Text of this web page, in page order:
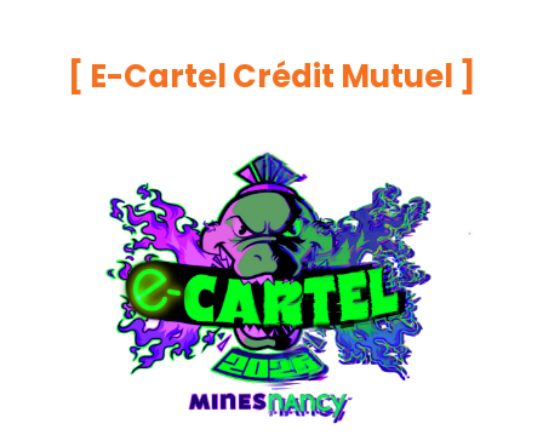
[ E-Cartel Crédit Mutuel ]